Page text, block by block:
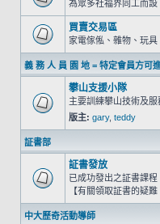
為眾多社福界同工而設
買賣交易區
家電傢俬、雜物、玩
義 務 人 員 園 地 = 特定會員方可
攀山支援小隊
主要訓練攀山技術及
版主: gary, teddy
証書部
証書發放
已成功發出之証書課程
【有關領取証書的疑
中大歷奇活動導師